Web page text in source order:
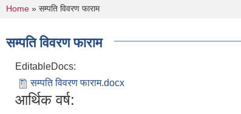
You are here
Home » सम्पति विवरण फाराम
सम्पति विवरण फाराम
EditableDocs:
सम्पति विवरण फाराम.docx
आर्थिक वर्ष: